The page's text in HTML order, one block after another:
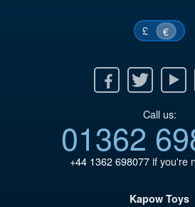
£ €
Twitter Youtube Ebay
Call us:
01362
+44 1362 698077if you're
Kapow Toys